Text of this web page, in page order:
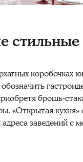
брошь-
«Открытая кухня»
заведений с